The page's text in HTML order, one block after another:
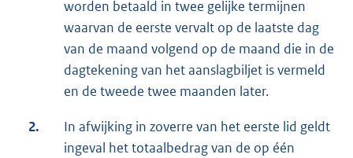
worden betaald in twee gelijke termijnen
waarvan de eerste vervalt op de laatste dag
van de maand volgend op de maand die in de
dagtekening van het aanslagbiljet is vermeld
en de tweede twee maanden later.
2.
In afwijking in zoverre van het eerste lid geldt
ingeval het totaalbedrag van de op één